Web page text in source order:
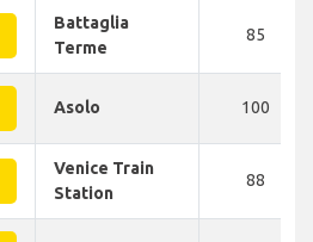
Battaglia
Terme
85
Asolo 100
Venice Train
Station
88